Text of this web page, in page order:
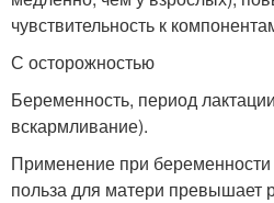
чувствительность к
С осторожностью
Беременность, период
вскармливание).
Применение при
польза для матери превышает